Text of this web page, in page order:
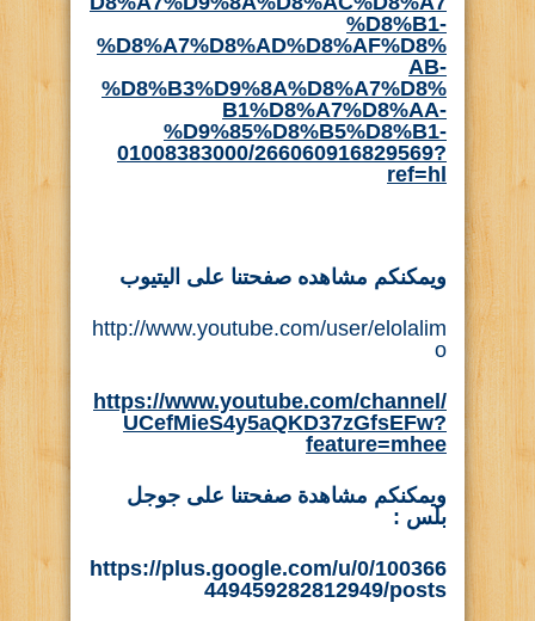
%D8%B1-
%D8%A7%D8%AD%D8%AF%D8%
AB-
%D8%B3%D9%8A%D8%A7%D8%
B1%D8%A7%D8%AA-
%D9%85%D8%B5%D8%B1-
01008383000/266060916829569?
ref=hl
ويمكنكم مشاهده صفحتنا على اليتيوب
http://www.youtube.com/user/elolalim
o
https://www.youtube.com/channel/
UCefMieS4y5aQKD37zGfsEFw?
feature=mhee
ويمكنكم مشاهدة صفحتنا على جوجل
بلس :
https://plus.google.com/u/0/100366
449459282812949/posts